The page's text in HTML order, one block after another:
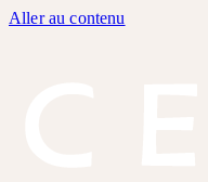
Aller au contenu